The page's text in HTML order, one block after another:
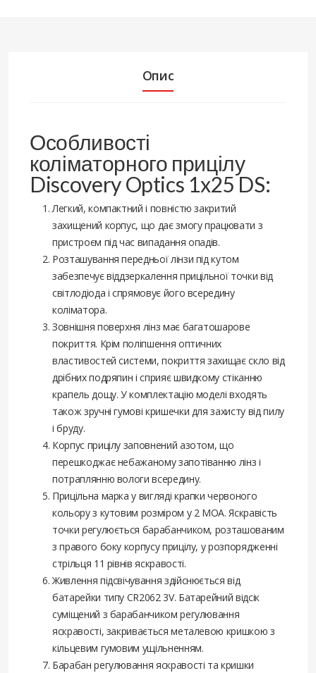
Опис
Особливості
коліматорного прицілу
Discovery Optics 1x25 DS:
Легкий, компактний і повністю закритий
захищений корпус, що дає змогу працювати з
пристроєм під час випадання опадів.
Розташування передньої лінзи під кутом
забезпечує віддзеркалення прицільної точки від
світлодіода і спрямовує його всередину
коліматора.
Зовнішня поверхня лінз має багатошарове
покриття. Крім поліпшення оптичних
властивостей системи, покриття захищає скло від
дрібних подряпин і сприяє швидкому стіканню
крапель дощу. У комплектацію моделі входять
також зручні гумові кришечки для захисту від пилу
і бруду.
Корпус прицілу заповнений азотом, що
перешкоджає небажаному запотіванню лінз і
потраплянню вологи всередину.
Прицільна марка у вигляді крапки червоного
кольору з кутовим розміром у 2 МОА. Яскравість
точки регулюється барабанчиком, розташованим
з правого боку корпусу прицілу, у розпорядженні
стрільця 11 рівнів яскравості.
Живлення підсвічування здійснюється від
батарейки типу CR2062 3V. Батарейний відсік
суміщений з барабанчиком регулювання
яскравості, закривається металевою кришкою з
кільцевим гумовим ущільненням.
Барабан регулювання яскравості та кришки